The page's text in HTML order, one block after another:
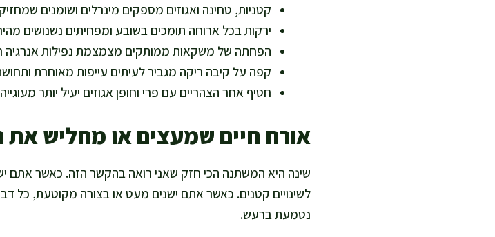
קטניות, טחינה ואגוזים מספקים מינרלים ושומנים
ירקות בכל ארוחה תומכים בשובע ומפחיתים נשנושים
הפחתה של משקאות ממותקים מצמצמת נפילות אנרגיה
קפה על קיבה ריקה מגביר לעיתים עייפות מאוחרת
חטיף אחר הצהריים עם פרי וחופן אגוזים יעיל יותר
אורח חיים שמעצים או מחליש
לשינויים קטנים. כאשר אתם ישנים מעט או בצורה מקוטעת, כל
נטמעת ברעש.